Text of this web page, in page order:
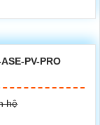
PV-PRO
hệ